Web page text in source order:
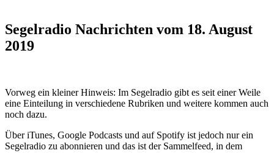
Segelradio Nachrichten vom 18. August
2019
Vorweg ein kleiner Hinweis: Im Segelradio gibt es seit einer Weile
eine Einteilung in verschiedene Rubriken und weitere kommen auch
noch dazu.
Über iTunes, Google Podcasts und auf Spotify ist jedoch nur ein
Segelradio zu abonnieren und das ist der Sammelfeed, in dem